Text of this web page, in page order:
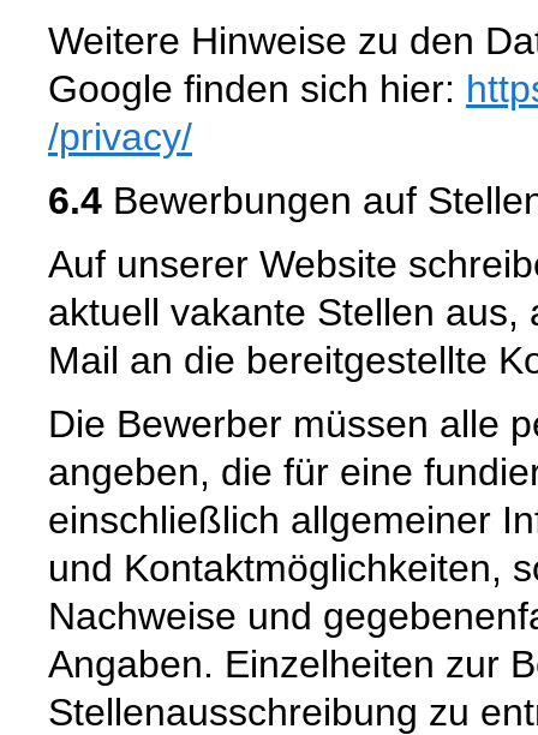
Weitere Hinweise zu den
Google finden sich hier:
/privacy/
6.4 Bewerbungen auf
Auf unserer Website
aktuell vakante Stellen
Mail an die bereitgestellte
Die Bewerber müssen alle
angeben, die für eine
einschließlich allgemeiner
und Kontaktmöglichkeiten,
Nachweise und
Angaben. Einzelheiten zur
Stellenausschreibung zu